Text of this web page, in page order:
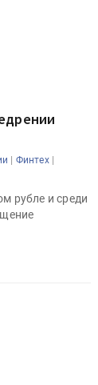
| Финтех|
рубле и среди